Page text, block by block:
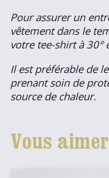
Pour assurer un
vêtement dans le
votre tee-shirt à 30°
Il est préférable de
prenant soin de
source de chaleur.
Vous